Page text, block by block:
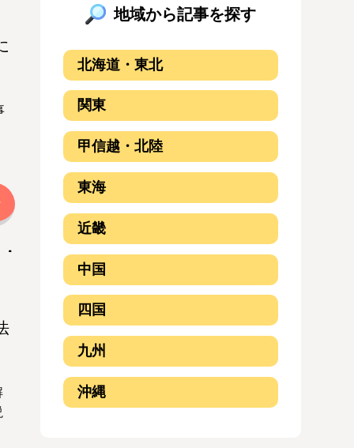
地域から記事を探す
北海道・東北
関東
甲信越・北陸
東海
近畿
中国
四国
九州
沖縄